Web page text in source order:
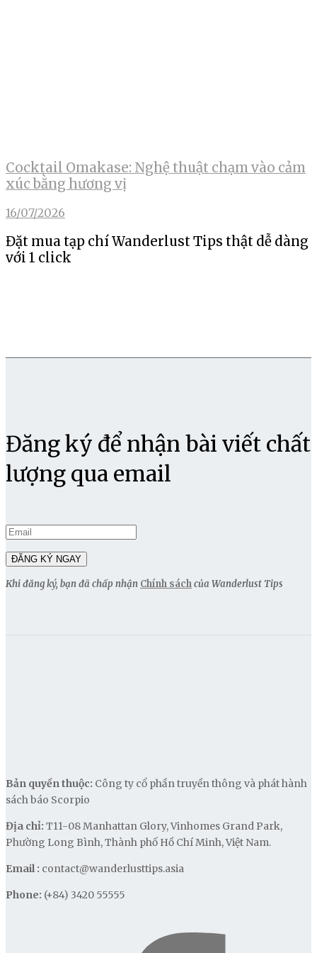
Cocktail Omakase: Nghệ thuật chạm vào cảm
xúc bằng hương vị
16/07/2026
Đặt mua tạp chí Wanderlust Tips thật dễ dàng
với 1 click
Đăng ký để nhận bài viết chất
lượng qua email
Khi đăng ký, bạn đã chấp nhận Chính sáchcủa Wanderlust Tips
Bản quyền thuộc: Công ty cổ phần truyền thông và phát hành
sách báo Scorpio
Địa chỉ: T11-08 Manhattan Glory, Vinhomes Grand Park,
Phường Long Bình, Thành phố Hồ Chí Minh, Việt Nam.
Email : contact@wanderlusttips.asia
Phone: (+84) 3420 55555